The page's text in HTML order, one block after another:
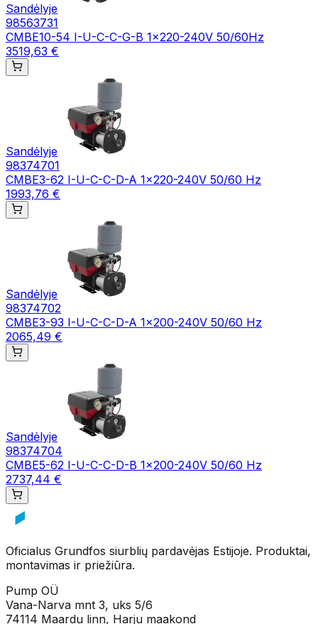
Sandėlyje
98563731
CMBE10-54 I-U-C-C-G-B 1x220-240V 50/60Hz
3519,63 €
Sandėlyje
98374701
CMBE3-62 I-U-C-C-D-A 1x220-240V 50/60 Hz
1993,76 €
Sandėlyje
98374702
CMBE3-93 I-U-C-C-D-A 1x200-240V 50/60 Hz
2065,49 €
Sandėlyje
98374704
CMBE5-62 I-U-C-C-D-B 1x200-240V 50/60 Hz
2737,44 €
Oficialus Grundfos siurblių pardavėjas Estijoje. Produktai,
montavimas ir priežiūra.
Pump OÜ
Vana-Narva mnt 3, uks 5/6
74114 Maardu linn, Harju maakond